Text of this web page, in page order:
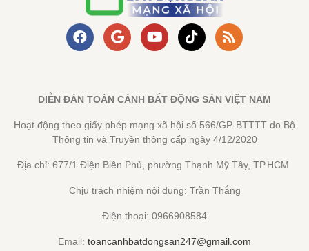
DIỄN ĐÀN TOÀN CẢNH BẤT ĐỘNG SẢN VIỆT NAM
Hoạt động theo giấy phép mạng xã hội số 566/GP-BTTTT do Bộ
Thông tin và Truyền thông cấp ngày 4/12/2020
Địa chỉ: 677/1 Điện Biên Phủ, phường Thạnh Mỹ Tây, TP.HCM
Chịu trách nhiệm nội dung: Trần Thắng
Điện thoại: 0966908584
Email: toancanhbatdongsan247@gmail.com